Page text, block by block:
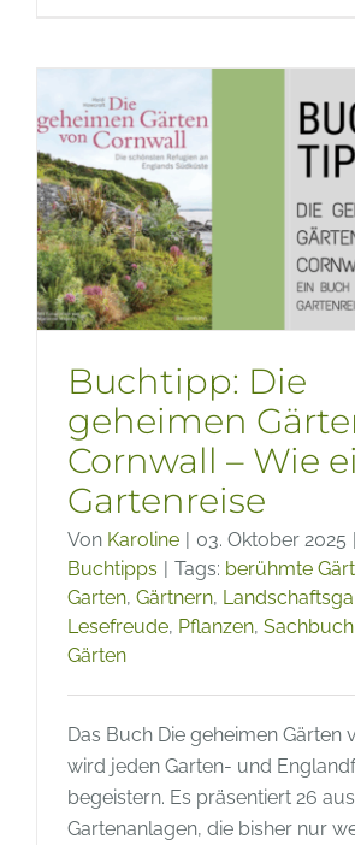
Buchtipp: Die
geheimen
Cornwall – Wie
Gartenreise
Von Karoline | 03. Oktober 2025 |
Buchtipps | Tags: berühmte
Garten, Gärtnern,
Lesefreude, Pflanzen, Sachbuch
Gärten
Das Buch Die geheimen Gärten
wird jeden Garten- und
begeistern. Es präsentiert 26
Gartenanlagen, die bisher nur